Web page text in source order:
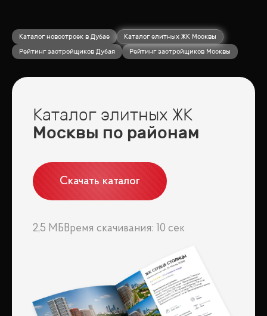
Каталог новостроек в Дубае
Каталог элитных ЖК Москвы
Рейтинг застройщиков Дубая
Рейтинг застройщиков Москвы
Каталог элитных ЖК
Москвы по районам
Скачать каталог
2,5 МБ Время скачивания: 10 сек